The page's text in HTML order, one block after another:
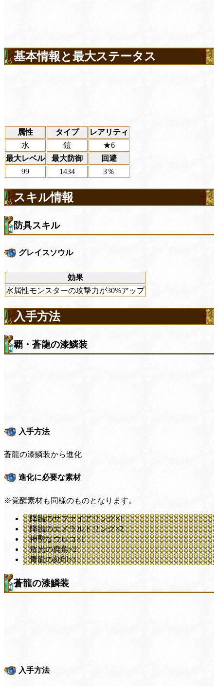
基本情報と最大ステータス
属性 タイプ
レアリティ
水
鎧
★6
最大レベル
最大防御
回避
99
1434 3％
スキル情報
防具スキル
グレイスソウル
効果
水属性モンスターの攻撃力が30%アップ
入手方法
覇・蒼龍の漆鱗装
入手方法
蒼龍の漆鱗装から進化
進化に必要な素材
※覚醒素材も同様のものとなります。
降臨のサファイアリング×1
降臨のエメラルドリング×2
神聖なウロコ×1
敖光の鹿角×2
青龍の刻印×1
蒼龍の漆鱗装
入手方法